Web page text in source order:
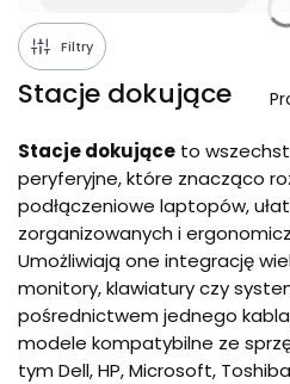
Filtry
Stacje dokujące
Stacje dokujące to
peryferyjne, które znacząco
podłączeniowe laptopów,
zorganizowanych i
Umożliwiają one integrację
monitory, klawiatury czy
pośrednictwem jednego
modele kompatybilne ze
tym Dell, HP, Microsoft,